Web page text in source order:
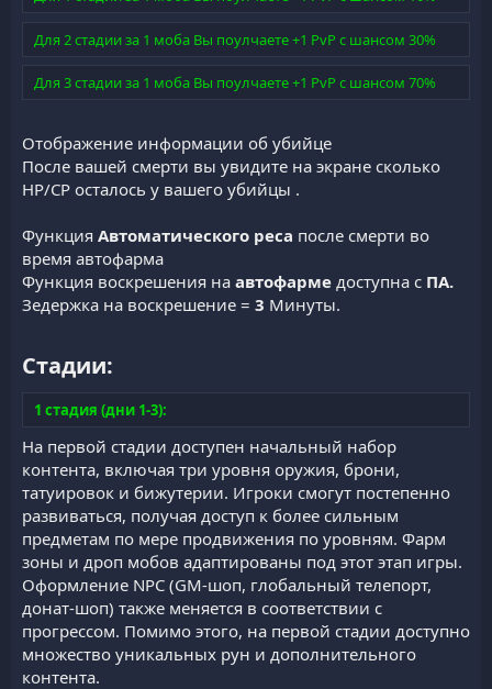
Для 2 стадии за 1 моба Вы поулчаете +1 PvP с шансом 30%
Для 3 стадии за 1 моба Вы поулчаете +1 PvP с шансом 70%
Отображение информации об убийце
После вашей смерти вы увидите на экране сколько
HP/CP осталось у вашего убийцы .
Функция Автоматического реса после смерти во
время автофарма
Функция воскрешения на автофарме доступна с ПА.
Зедержка на воскрешение = 3 Минуты.
Стадии:​
1 стадия (дни 1-3):
На первой стадии доступен начальный набор
контента, включая три уровня оружия, брони,
татуировок и бижутерии. Игроки смогут постепенно
развиваться, получая доступ к более сильным
предметам по мере продвижения по уровням. Фарм
зоны и дроп мобов адаптированы под этот этап игры.
Оформление NPC (GM-шоп, глобальный телепорт,
донат-шоп) также меняется в соответствии с
прогрессом. Помимо этого, на первой стадии доступно
множество уникальных рун и дополнительного
контента.